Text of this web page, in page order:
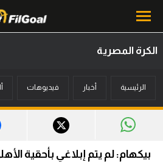
أخبار
الكرة المصرية
الرئيسية أخبار فيديوهات
بيكهام: لم يتم إبلاغي بأحقية